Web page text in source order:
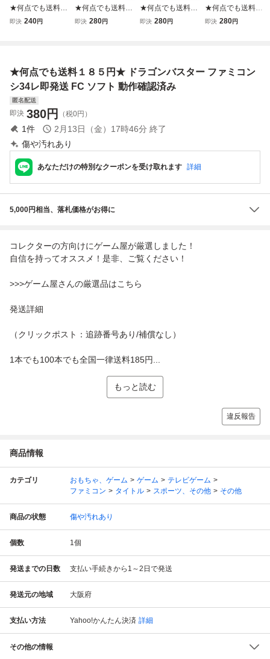
★何点でも送料１
８５円★ ハイドラ
即決 240円
★何点でも送料１
８５円★ ヨッシー
即決 280円
★何点でも送料１
８５円★ 4人打ち
即決 280円
★何点でも送料１
８５円★ ドラゴン
動作確認済み
即決 280円
★何点でも送料１８５円★ ドラゴンバスター ファミコン
シ34レ即発送 FC ソフト 動作確認済み
匿名配送
即決 380円 （税0円）
1件 2月13日（金）17時46分 終了
傷や汚れあり
あなただけの特別なクーポンを受け取れます 詳細
5,000円相当、落札価格がお得に
コレクターの方向けにゲーム屋が厳選しました！
自信を持ってオススメ！是非、ご覧ください！
>>>ゲーム屋さんの厳選品はこちら
発送詳細
（クリックポスト：追跡番号あり/補償なし）
1本でも100本でも全国一律送料185円...
もっと読む
違反報告
商品情報
カテゴリ おもちゃ、ゲーム ゲーム
テレビゲーム
ファミコン
タイトル スポーツ、その他 その他
商品の状態 傷や汚れあり
個数 1個
発送までの日数 支払い手続きから1～2日で発送
発送元の地域 大阪府
支払い方法 Yahoo!かんたん決済 詳細
その他の情報